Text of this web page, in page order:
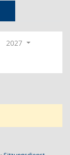
2027